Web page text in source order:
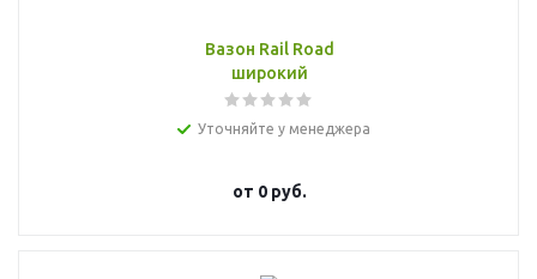
Вазон Rail Road
широкий
Уточняйте у менеджера
от 0 руб.